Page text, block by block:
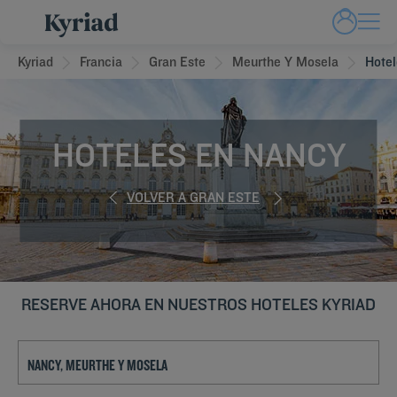
Kyriad Francia Gran Este Meurthe Y Mosela
HOTELES EN NANCY
VOLVER A GRAN ESTE
RESERVE AHORA EN NUESTROS HOTELES KYRIAD